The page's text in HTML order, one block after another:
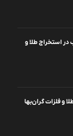
در استخراج طلا و
و فلزات گران‌بها